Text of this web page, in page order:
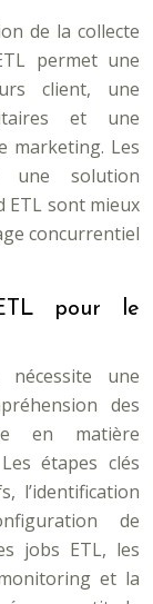
de la collecte
permet une
client, une
et une
marketing. Les
une solution
ETL sont mieux
concurrentiel
pour le
une
des
en matière
étapes clés
l’identification
de
jobs ETL, les
et la